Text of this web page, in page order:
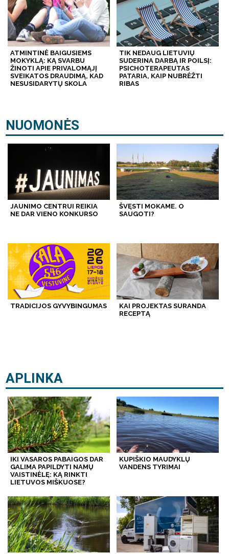
ATMINTINĖ BAIGUSIEMS
MOKYKLĄ: KĄ SVARBU
ŽINOTI APIE PRIVALOMĄJĮ
SVEIKATOS DRAUDIMĄ, KAD
NESUSIDARYTŲ SKOLA
TIK NEDAUG LIETUVIŲ
SUDERINA DARBĄ IR POILSĮ:
PSICHOTERAPEUTAS
PATARIA, KAIP NUBRĖŽTI
RIBAS
NUOMONĖS
JAUNIMO CENTRUI REIKIA
NE DAR VIENO KONKURSO
ŠVĘSTI MOKAME. O
SAUGOTI?
TRADICIJOS GYVYBINGUMAS
KAI PROJEKTAS SURANDA
RECEPTĄ
APLINKA
IKI VASAROS PABAIGOS DAR
GALIMA PAPILDYTI NAMŲ
VAISTINĖLĘ: KĄ RINKTI
LIETUVOS MIŠKUOSE?
KUPIŠKIO MAUDYKLŲ
VANDENS TYRIMAI